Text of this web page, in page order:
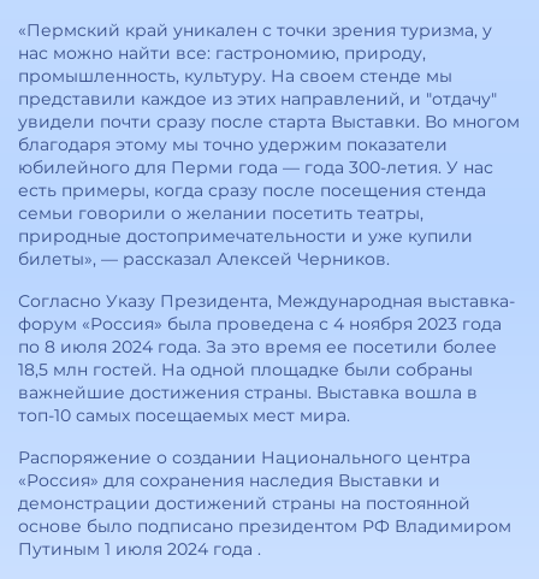
«Пермский край уникален с точки зрения туризма, у
нас можно найти все: гастрономию, природу,
промышленность, культуру. На своем стенде мы
представили каждое из этих направлений, и "отдачу"
увидели почти сразу после старта Выставки. Во многом
благодаря этому мы точно удержим показатели
юбилейного для Перми года — года 300-летия. У нас
есть примеры, когда сразу после посещения стенда
семьи говорили о желании посетить театры,
природные достопримечательности и уже купили
билеты», — рассказал Алексей Черников.
Согласно Указу Президента, Международная выставка-
форум «Россия» была проведена с 4 ноября 2023 года
по 8 июля 2024 года. За это время ее посетили более
18,5 млн гостей. На одной площадке были собраны
важнейшие достижения страны. Выставка вошла в
топ-10 самых посещаемых мест мира.
Распоряжение о создании Национального центра
«Россия» для сохранения наследия Выставки и
демонстрации достижений страны на постоянной
основе было подписано президентом РФ Владимиром
Путиным 1 июля 2024 года .